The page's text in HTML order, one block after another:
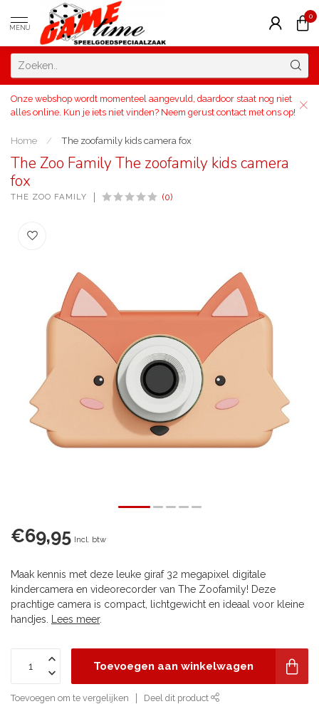
MENU
0
Onze webshop wordt momenteel aangevuld, daardoor staat nog niet
alles online. Kun je iets niet vinden? Neem gerust contact met ons op!
Home / The zoofamily kids camera fox
The Zoo Family The zoofamily kids camera
fox
THE ZOO FAMILY (0)
€69,95 Incl. btw
Maak kennis met deze leuke giraf 32 megapixel digitale
kindercamera en videorecorder van The Zoofamily! Deze
prachtige camera is compact, lichtgewicht en ideaal voor kleine
handjes.
Lees meer.
Toevoegen aan winkelwagen
Toevoegen om te vergelijken Deel dit product